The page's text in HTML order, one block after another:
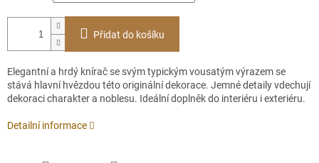
Přidat do košíku
Elegantní a hrdý knírač se svým typickým vousatým výrazem se
stává hlavní hvězdou této originální dekorace. Jemné detaily vdechují
dekoraci charakter a noblesu. Ideální doplněk do interiéru i exteriéru.
Detailní informace